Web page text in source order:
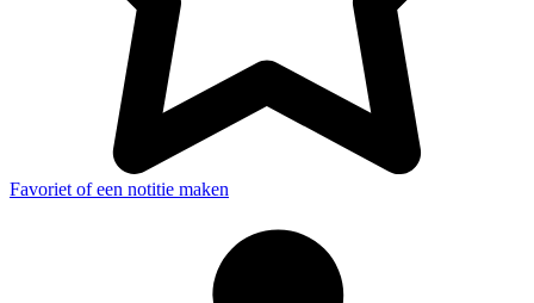
Favoriet of een notitie maken